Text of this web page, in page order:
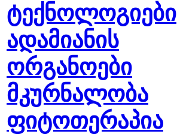
ტექნოლოგიები
ადამიანის
ორგანოები
მკურნალობა
ფიტოთერაპია